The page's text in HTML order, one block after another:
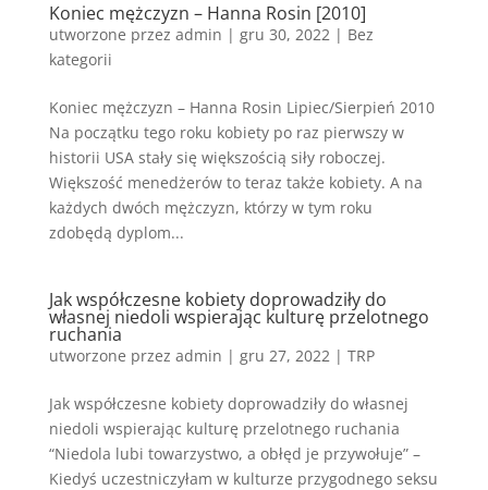
Koniec mężczyzn – Hanna Rosin [2010]
utworzone przez admin | gru 30, 2022| Bez
kategorii
Koniec mężczyzn – Hanna Rosin Lipiec/Sierpień 2010
Na początku tego roku kobiety po raz pierwszy w
historii USA stały się większością siły roboczej.
Większość menedżerów to teraz także kobiety. A na
każdych dwóch mężczyzn, którzy w tym roku
zdobędą dyplom...
Jak współczesne kobiety doprowadziły do
własnej niedoli wspierając kulturę przelotnego
ruchania
utworzone przez admin | gru 27, 2022| TRP
Jak współczesne kobiety doprowadziły do własnej
niedoli wspierając kulturę przelotnego ruchania
“Niedola lubi towarzystwo, a obłęd je przywołuje” –
Kiedyś uczestniczyłam w kulturze przygodnego seksu